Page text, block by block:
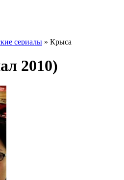
сериалы » Крыса
2010)